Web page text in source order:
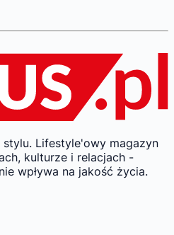
stylu. Lifestyle'owy magazyn
kulturze i relacjach -
wpływa na jakość życia.